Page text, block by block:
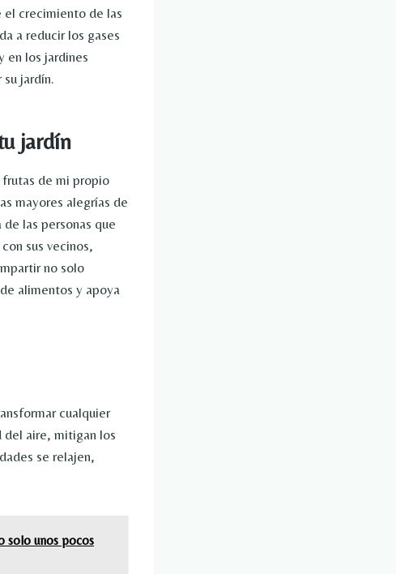
el crecimiento de las
a reducir los gases
en los jardines
jardín.
jardín
frutas de mi propio
mayores alegrías de
las personas que
sus vecinos,
no solo
alimentos y apoya
cualquier
del aire, mitigan los
se relajen,
solo unos pocos